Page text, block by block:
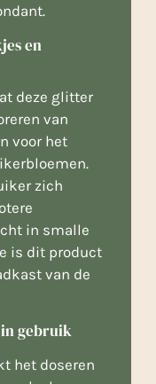
en
deze glitter
van
voor het
zich
in smalle
is dit product
van de
gebruik
het doseren